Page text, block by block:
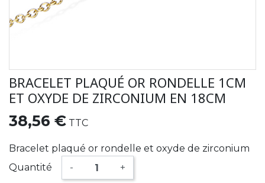
BRACELET PLAQUÉ OR RONDELLE 1CM
ET OXYDE DE ZIRCONIUM EN 18CM
38,56 € TTC
Bracelet plaqué or rondelle et oxyde de zirconium
Quantité
- +